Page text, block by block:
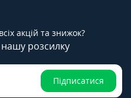
акцій та знижок?
розсилку
Підписатися